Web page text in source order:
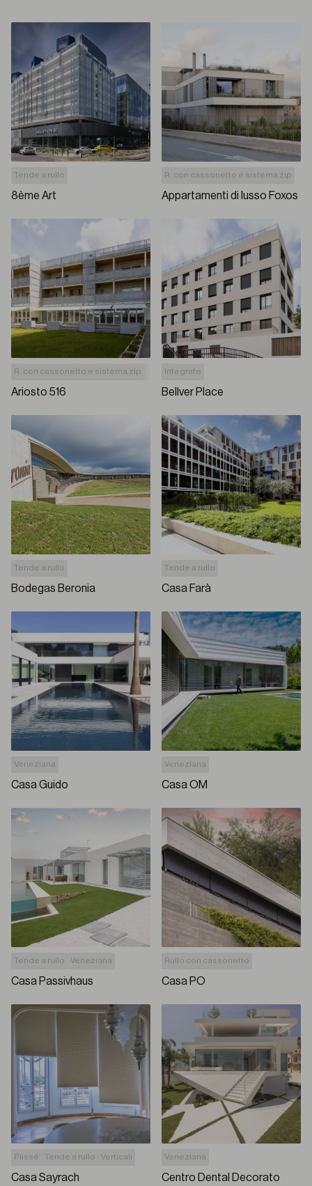
Tende a rullo
8ème Art
R. con cassonetto e sistema zip
Appartamenti di lusso Foxos
R. con cassonetto e sistema zip Tende a rullo
Ariosto 516
Integrate
Bellver Place
Tende a rullo
Bodegas Beronia
Tende a rullo
Casa Farà
Veneziana
Casa Guido
Veneziana
Casa OM
Tende a rullo Veneziana
Casa Passivhaus
Rullo con cassonetto
Casa PO
Plissé Tende a rullo Verticali
Casa Sayrach
Veneziana
Centro Dental Decorato